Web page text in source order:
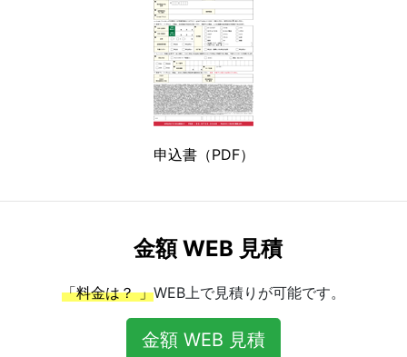
申込書（PDF）
金額 WEB 見積
「料金は？ 」WEB上で見積りが可能です。
金額 WEB 見積